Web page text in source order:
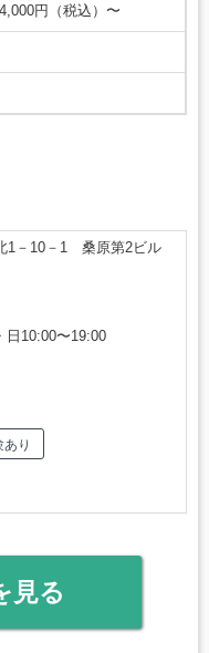
円（税込）〜
1－10－1 桑原第2ビル
日10:00〜19:00
あり
見る